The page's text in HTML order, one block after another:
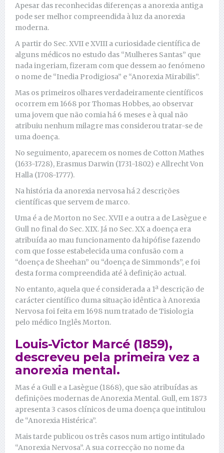
Apesar das reconhecidas diferenças a anorexia antiga
pode ser melhor compreendida à luz da anorexia
moderna.
A partir do Sec. XVII e XVIII a curiosidade científica de
alguns médicos no estudo das “Mulheres Santas” que
nada ingeriam, fizeram com que dessem ao fenómeno
o nome de “Inedia Prodigiosa” e “Anorexia Mirabilis”.
Mas os primeiros olhares verdadeiramente científicos
ocorrem em 1668 por Thomas Hobbes, ao observar
uma jovem que não comia há 6 meses e à qual não
atribuiu nenhum milagre mas considerou tratar-se de
uma doença.
No seguimento, aparecem os nomes de Cotton Mathes
(1633-1728), Erasmus Darwin (1731-1802) e Allrecht Von
Halla (1708-1777).
Na história da anorexia nervosa há 2 descrições
científicas que servem de marco.
Uma é a de Morton no Sec. XVII e a outra a de Lasègue e
Gull no final do Sec. XIX. Já no Sec. XX a doença era
atribuída ao mau funcionamento da hipófise fazendo
com que fosse estabelecida uma confusão com a
“doença de Sheehan” ou “doença de Simmonds”, e foi
desta forma compreendida até à definição actual.
No entanto, aquela que é considerada a 1ª descrição de
carácter científico duma situação idêntica à Anorexia
Nervosa foi feita em 1698 num tratado de Tisiologia
pelo médico Inglês Morton.
Louis-Victor Marcé (1859),
descreveu pela primeira vez a
anorexia mental.
Mas é a Gull e a Lasègue (1868), que são atribuídas as
definições modernas de Anorexia Mental. Gull, em 1873
apresenta 3 casos clínicos de uma doença que intitulou
de “Anorexia Histérica”.
Mais tarde publicou os três casos num artigo intitulado
“Anorexia Nervosa”. A sua correcção no nome da